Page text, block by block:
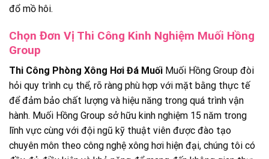
đổ mồ hôi.
Chọn Đơn Vị Thi Công Kinh Nghiệm Muối Hồng
Group
Thi Công Phòng Xông Hơi Đá Muối Muối Hồng Group đòi
hỏi quy trình cụ thể, rõ ràng phù hợp với mặt bằng thực tế
để đảm bảo chất lượng và hiệu năng trong quá trình vận
hành. Muối Hồng Group sở hữu kinh nghiệm 15 năm trong
lĩnh vực cùng với đội ngũ kỹ thuật viên được đào tạo
chuyên môn theo công nghệ xông hơi hiện đại, chúng tôi có